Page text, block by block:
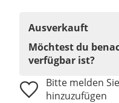
Ausverkauft
Möchtest du
verfügbar ist?
Bitte melden
hinzuzufügen